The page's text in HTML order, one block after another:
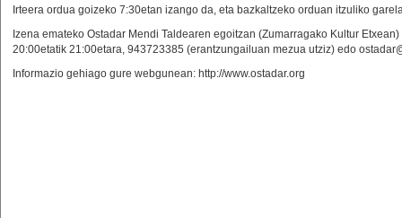
Irteera ordua goizeko 7:30etan izango da, eta bazkaltzeko orduan itzuliko
Izena emateko Ostadar Mendi Taldearen egoitzan (Zumarragako Kultur
20:00etatik 21:00etara, 943723385 (erantzungailuan mezua utziz) edo
Informazio gehiago gure webgunean: http://www.ostadar.org